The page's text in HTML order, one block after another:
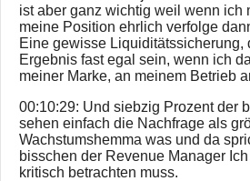
ist aber ganz wichtig weil wenn ich
meine Position ehrlich verfolge
Eine gewisse Liquiditätssicherung,
Ergebnis fast egal sein, wenn ich
meiner Marke, an meinem Betrieb
00:10:29: Und siebzig Prozent der
sehen einfach die Nachfrage als
Wachstumshemma was und da
bisschen der Revenue Manager
kritisch betrachten muss.